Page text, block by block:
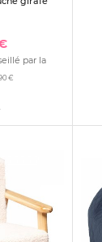
par la
€